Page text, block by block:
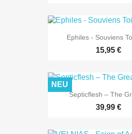
Ephiles - Souviens
15,95 €
Septicflesh ‎– The
39,99 €
NEU